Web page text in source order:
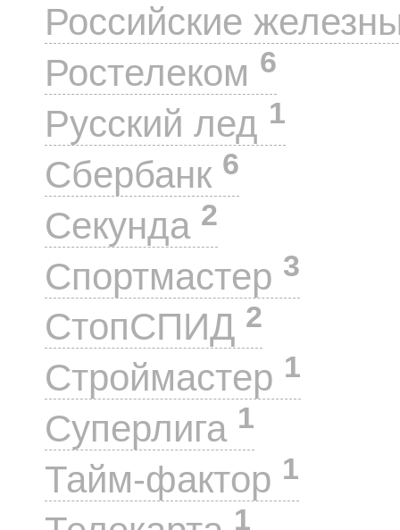
Российские
Ростелеком 6
Русский лед 1
Сбербанк 6
Секунда 2
Спортмастер 3
СтопСПИД 2
Строймастер 1
Суперлига 1
Тайм-фактор 1
1